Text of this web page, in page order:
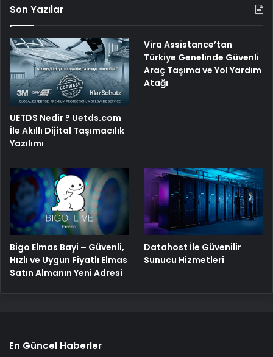
Son Yazılar
UETDS Nedir ? Uetds.com
İle Akıllı Dijital Taşımacılık
Yazılımı
Vira Assistance’tan
Türkiye Genelinde Güvenli
Araç Taşıma ve Yol Yardım
Atağı
Bigo Elmas Bayi – Güvenli,
Hızlı ve Uygun Fiyatlı Elmas
Satın Almanın Yeni Adresi
Datahost İle Güvenilir
Sunucu Hizmetleri
En Güncel Haberler